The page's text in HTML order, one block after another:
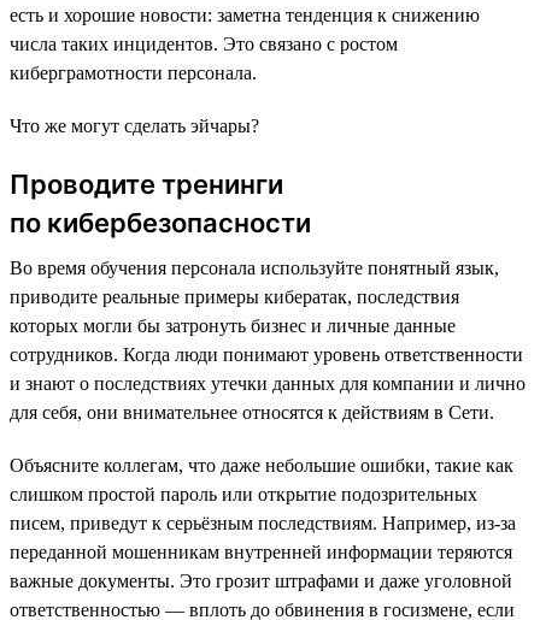
есть и хорошие новости: заметна тенденция к снижению
числа таких инцидентов. Это связано с ростом
киберграмотности персонала.
Что же могут сделать эйчары?
Проводите тренинги
по кибербезопасности
Во время обучения персонала используйте понятный язык,
приводите реальные примеры кибератак, последствия
которых могли бы затронуть бизнес и личные данные
сотрудников. Когда люди понимают уровень ответственности
и знают о последствиях утечки данных для компании и лично
для себя, они внимательнее относятся к действиям в Сети.
Объясните коллегам, что даже небольшие ошибки, такие как
слишком простой пароль или открытие подозрительных
писем, приведут к серьёзным последствиям. Например, из-за
переданной мошенникам внутренней информации теряются
важные документы. Это грозит штрафами и даже уголовной
ответственностью — вплоть до обвинения в госизмене, если